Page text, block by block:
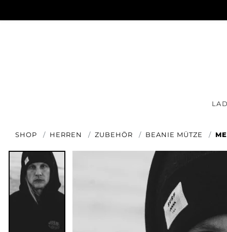
SHOP HERREN ZUBEHÖR BEANIE MÜTZE